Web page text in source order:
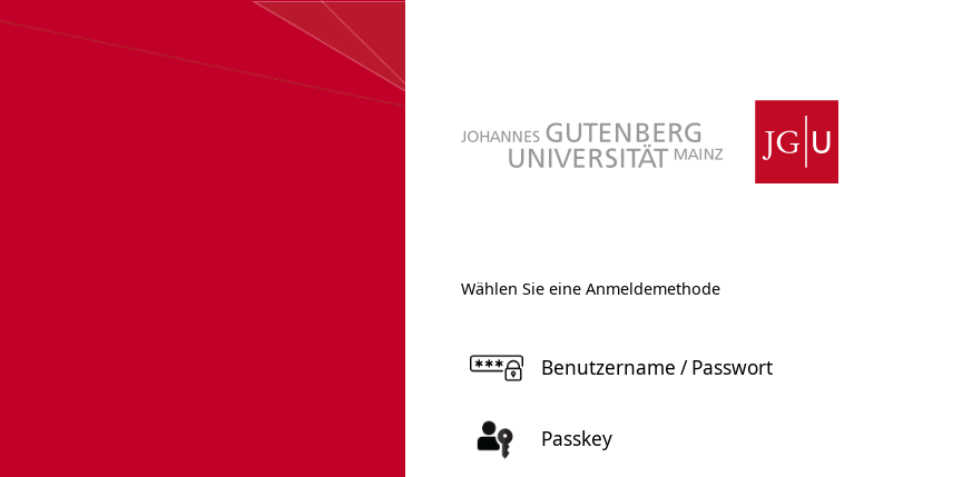
Wählen Sie eine Anmeldemethode
Benutzername / Passwort
Passkey